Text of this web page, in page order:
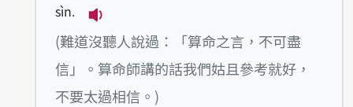
sìn.
播放例句Kám bô thiann lâng
(難道沒聽人說過：「算命之言，不可盡
信」。算命師講的話我們姑且參考就好，
不要太過相信。)